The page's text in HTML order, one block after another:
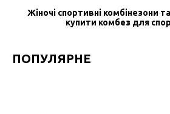
Жіночі спортивні комбінезони
купити комбез для
ПОПУЛЯРНЕ